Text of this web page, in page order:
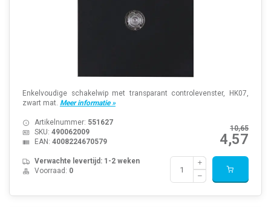
Enkelvoudige schakelwip met transparant controlevenster, HK07,
zwart mat. Meer informatie »
10,65
4,57
Artikelnummer: 551627
SKU: 490062009
EAN: 4008224670579
Verwachte levertijd: 1-2 weken
Voorraad: 0